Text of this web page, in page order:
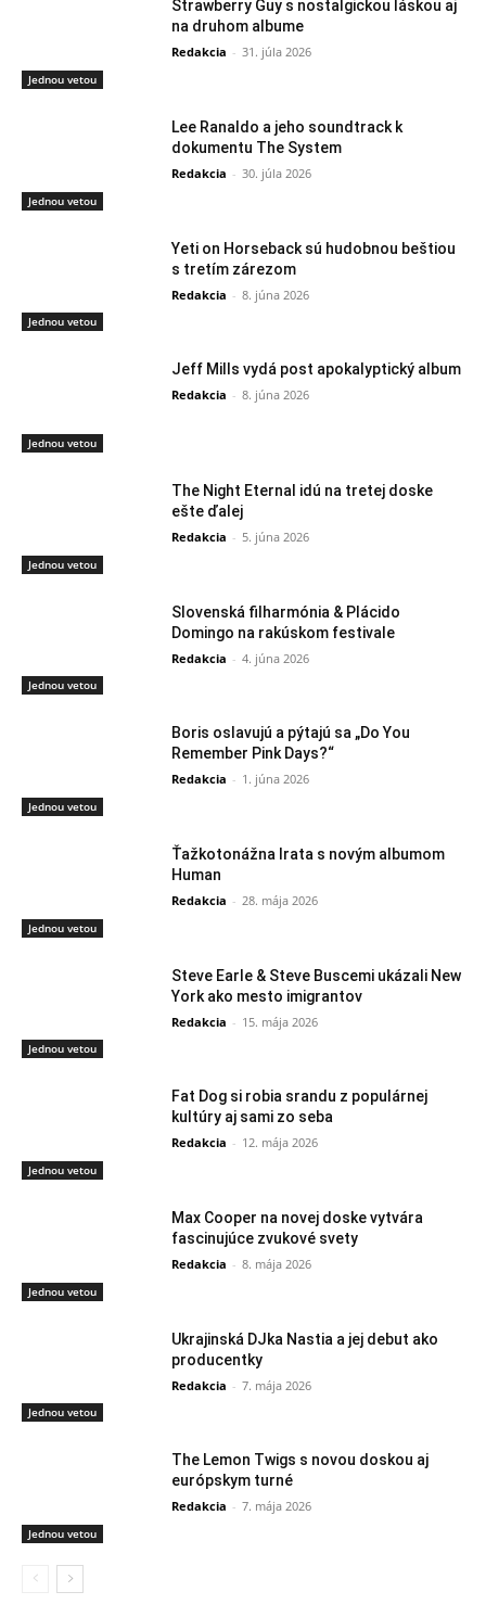
Jednou vetou
Strawberry Guy s nostalgickou láskou aj
na druhom albume
Redakcia - 31. júla 2026
Jednou vetou
Lee Ranaldo a jeho soundtrack k
dokumentu The System
Redakcia - 30. júla 2026
Jednou vetou
Yeti on Horseback sú hudobnou beštiou
s tretím zárezom
Redakcia - 8. júna 2026
Jednou vetou
Jeff Mills vydá post apokalyptický album
Redakcia - 8. júna 2026
Jednou vetou
The Night Eternal idú na tretej doske
ešte ďalej
Redakcia - 5. júna 2026
Jednou vetou
Slovenská filharmónia & Plácido
Domingo na rakúskom festivale
Redakcia - 4. júna 2026
Jednou vetou
Boris oslavujú a pýtajú sa „Do You
Remember Pink Days?“
Redakcia - 1. júna 2026
Jednou vetou
Ťažkotonážna Irata s novým albumom
Human
Redakcia - 28. mája 2026
Jednou vetou
Steve Earle & Steve Buscemi ukázali New
York ako mesto imigrantov
Redakcia - 15. mája 2026
Jednou vetou
Fat Dog si robia srandu z populárnej
kultúry aj sami zo seba
Redakcia - 12. mája 2026
Jednou vetou
Max Cooper na novej doske vytvára
fascinujúce zvukové svety
Redakcia - 8. mája 2026
Jednou vetou
Ukrajinská DJka Nastia a jej debut ako
producentky
Redakcia - 7. mája 2026
Jednou vetou
The Lemon Twigs s novou doskou aj
európskym turné
Redakcia - 7. mája 2026